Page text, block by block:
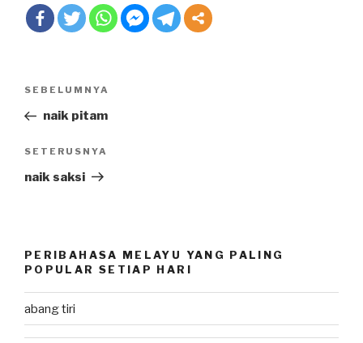
Post
Previous
Post
SEBELUMNYA
naik pitam
Next
Post
SETERUSNYA
naik saksi
PERIBAHASA MELAYU YANG PALING
POPULAR SETIAP HARI
abang tiri